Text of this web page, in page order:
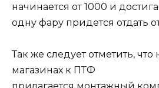
начинается от 1000 и
одну фару придется отдать
Так же следует отметить, что
магазинах к ПТФ